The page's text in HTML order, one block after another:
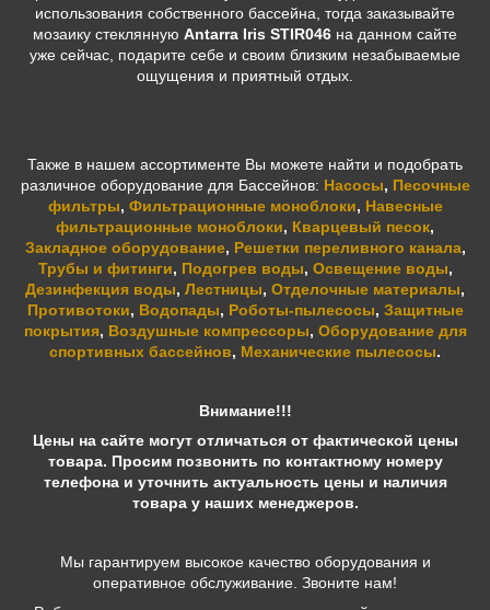
использования собственного бассейна, тогда заказывайте
мозаику стеклянную Antarra Iris STIR046 на данном сайте
уже сейчас, подарите себе и своим близким незабываемые
ощущения и приятный отдых.
Также в нашем ассортименте Вы можете найти и подобрать
различное оборудование для Бассейнов: Насосы, Песочные
фильтры, Фильтрационные моноблоки, Навесные
фильтрационные моноблоки, Кварцевый песок,
Закладное оборудование, Решетки переливного канала,
Трубы и фитинги, Подогрев воды, Освещение воды,
Дезинфекция воды, Лестницы, Отделочные материалы,
Противотоки, Водопады, Роботы-пылесосы, Защитные
покрытия, Воздушные компрессоры, Оборудование для
спортивных бассейнов, Механические пылесосы.
Внимание!!!
Цены на сайте могут отличаться от фактической цены
товара. Просим позвонить по контактному номеру
телефона и уточнить актуальность цены и наличия
товара у наших менеджеров.
Мы гарантируем высокое качество оборудования и
оперативное обслуживание. Звоните нам!